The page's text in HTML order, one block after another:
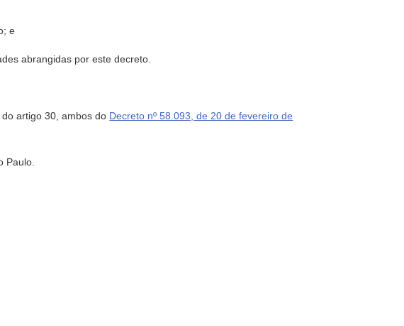
e
abrangidas por este decreto.
artigo 30, ambos do Decreto nº 58.093, de 20 de fevereiro de
Paulo.